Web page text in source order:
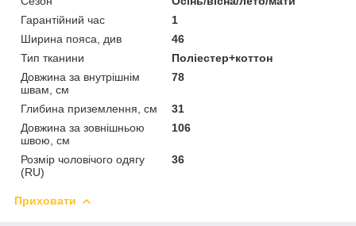
Гарантійний час
1
Ширина пояса, див
46
Тип тканини
Поліестер+коттон
Довжина за внутрішнім
швам, см
78
Глибина приземлення, см
31
Довжина за зовнішньою
швою, см
106
Розмір чоловічого одягу
(RU)
36
Приховати